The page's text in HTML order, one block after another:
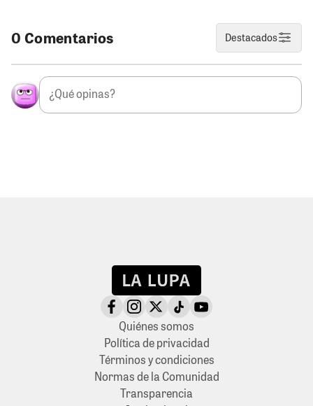
0 Comentarios Destacados
Quiénes somos
Política de privacidad
Términos y condiciones
Normas de la Comunidad
Transparencia